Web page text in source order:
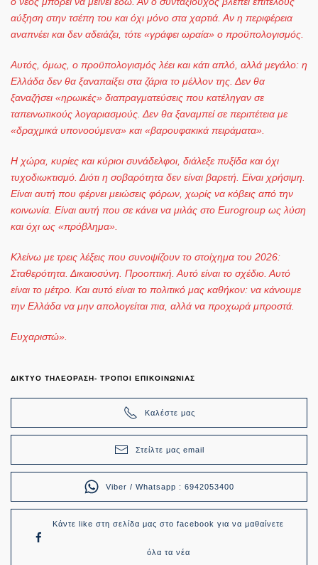
αύξηση στην τσέπη του και όχι μόνο στα χαρτιά. Αν η περιφέρεια
αναπνέει και δεν αδειάζει, τότε «γράφει ωραία» ο προϋπολογισμός.
Αυτός, όμως, ο προϋπολογισμός λέει και κάτι απλό, αλλά μεγάλο: η
Ελλάδα δεν θα ξαναπαίξει στα ζάρια το μέλλον της. Δεν θα
ξαναζήσει «ηρωικές» διαπραγματεύσεις που κατέληγαν σε
ταπεινωτικούς λογαριασμούς. Δεν θα ξαναμπεί σε περιπέτεια με
«δραχμικά υπονοούμενα» και «βαρουφακικά πειράματα».
Η χώρα, κυρίες και κύριοι συνάδελφοι, διάλεξε πυξίδα και όχι
τυχοδιωκτισμό. Διότι η σοβαρότητα δεν είναι βαρετή. Είναι χρήσιμη.
Είναι αυτή που φέρνει μειώσεις φόρων, χωρίς να κόβεις από την
κοινωνία. Είναι αυτή που σε κάνει να μιλάς στο Eurogroup ως λύση
και όχι ως «πρόβλημα».
Κλείνω με τρεις λέξεις που συνοψίζουν το στοίχημα του 2026:
Σταθερότητα. Δικαιοσύνη. Προοπτική. Αυτό είναι το σχέδιο. Αυτό
είναι το μέτρο. Και αυτό είναι το πολιτικό μας καθήκον: να κάνουμε
την Ελλάδα να μην απολογείται πια, αλλά να προχωρά μπροστά.
Ευχαριστώ».
ΔΙΚΤΥΟ ΤΗΛΕΟΡΑΣΗ- ΤΡΟΠΟΙ ΕΠΙΚΟΙΝΩΝΙΑΣ
Καλέστε μας
Στείλτε μας email
Viber / Whatsapp : 6942053400
Κάντε like στη σελίδα μας στο facebook για να μαθαίνετε
όλα τα νέα